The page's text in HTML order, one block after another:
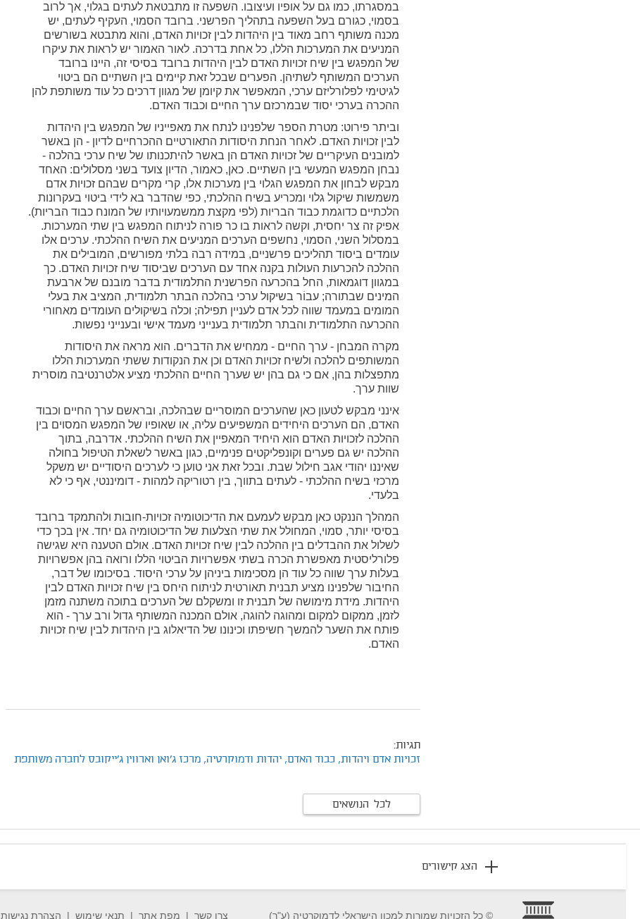
במסגרתו, כמו גם על אופיו ועיצובו. השפעה זו מתבטאת לעתים בגלוי, אך לרוב
בסמוי, כגורם בעל השפעה בתהליך הפרשני. ברובד הסמוי, העקיף לעתים, יש
מכנה משותף רחב מאוד בין היהדות לבין זכויות האדם, והוא מתבטא בשורשים
המניעים את המערכות הללו, כל אחת בדרכה. לאור האמור יש לראות את עיקרו
של המפגש בין שיח זכויות האדם לבין היהדות ברובד בסיסי זה, היינו ברובד
הערכים המשותף לשתיהן. הפערים שבכל זאת קיימים בין השתיים הם ביטוי
לגיטימי לפלורליזם ערכי, המאפשר את קיומן של מגוון דרכים כל עוד משותפת להן
ההכרה בערכי יסוד שבמרכזם ערך החיים וכבוד האדם.
וביתר פירוט: מטרת הספר שלפנינו לנתח את מאפייניו של המפגש בין היהדות
לבין זכויות האדם. לאחר הנחת היסודות התאורטיים ההכרחיים לדיון - הן באשר
למובנים העיקריים של זכויות האדם הן באשר להיתכנותו של שיח ערכי בהלכה -
נבחן המפגש המעשי בין השתיים. כאן, כאמור, הדיון צועד בשני מסלולים: האחד
מבקש לבחון את המפגש הגלוי בין מערכות אלו, קרי מקרים שבהם זכויות אדם
משמשות שיקול גלוי ומכריע בשיח ההלכתי, כפי שהדבר בא לידי ביטוי בעקרונות
הלכתיים כדוגמת כבוד הבריות (לפי מקצת ממשמעויותיו של המונח כבוד הבריות).
אפיק זה צר יחסית, וקשה לראות בו כר פורה לניתוח המפגש בין שתי המערכות.
במסלול השני, הסמוי, נחשפים הערכים המניעים את השיח ההלכתי. ערכים אלו
עומדים ביסוד תהליכים פרשניים, במידה רבה בלתי מפורשים, המובילים את
ההלכה להכרעות העולות בקנה אחד עם הערכים שביסוד שיח זכויות האדם. כך
במגוון דוגמאות, החל בהכרעה הפרשנית התלמודית בדבר מובנם של ארבעת
המינים שבתורה; עבוֹר בשיקול ערכי בהלכה הבתר תלמודית, המציב את בעלי
המומים במעמד שווה לכל אדם לעניין תפילה; וכלה בשיקולים העומדים מאחורי
ההכרעה התלמודית והבתר תלמודית בענייני מעמד אישי ובענייני נפשות.
מקרה המבחן - ערך החיים - ממחיש את הדברים. הוא מראה את היסודות
המשותפים להלכה ולשיח זכויות האדם וכן את הנקודות ששתי המערכות הללו
מתפצלות בהן, אם כי גם בהן יש שערך החיים ההלכתי מציע אלטרנטיבה מוסרית
שוות ערך.
אינני מבקש לטעון כאן שהערכים המוסריים שבהלכה, ובראשם ערך החיים וכבוד
האדם, הם הערכים היחידים המשפיעים עליה, או שאופיו של המפגש המסוים בין
ההלכה לזכויות האדם הוא היחיד המאפיין את השיח ההלכתי. אדרבה, בתוך
ההלכה יש גם פערים וקונפליקטים פנימיים, כגון באשר לשאלת הטיפול בחולה
שאיננו יהודי אגב חילול שבת. ובכל זאת אני טוען כי לערכים היסודיים יש משקל
מרכזי בשיח ההלכתי - לעתים בתווך, בין רטוריקה למהות - דומיננטי, אף כי לא
בלעדי.
המהלך הננקט כאן מבקש לעמעם את הדיכוטומיה זכויות-חובות ולהתמקד ברובד
בסיסי יותר, סמוי, המחולל את שתי הצלעות של הדיכוטומיה גם יחד. אין בכך כדי
לשלול את ההבדלים בין ההלכה לבין שיח זכויות האדם. אולם הטענה היא שגישה
פלורליסטית מאפשרת הכרה בשתי אפשרויות הביטוי הללו ורואה בהן אפשרויות
בעלות ערך שווה כל עוד הן מסכימות ביניהן על ערכי היסוד. בסיכומו של דבר,
החיבור שלפנינו מציע תבנית תאורטית לניתוח היחס בין שיח זכויות האדם לבין
היהדות. מידת מימושה של תבנית זו ומשקלם של הערכים בתוכה משתנה מזמן
לזמן, ממקום למקום ומהוגה להוגה, אולם המכנה המשותף גדול ורב ערך - הוא
פותח את השער להמשך חשיפתו וכינונו של הדיאלוג בין היהדות לבין שיח זכויות
האדם.
תגיות:
זכויות אדם ויהדות, כבוד האדם, יהדות ודמוקרטיה, מרכז ג'ואן וארווין ג'ייקובס לחברה משותפת
לכל הנושאים
footer
הצג קישורים
© כל הזכויות שמורות למכון הישראלי לדמוקרטיה (ע"ר) צרו קשר מפת אתר תנאי שימוש הצהרת נגישות